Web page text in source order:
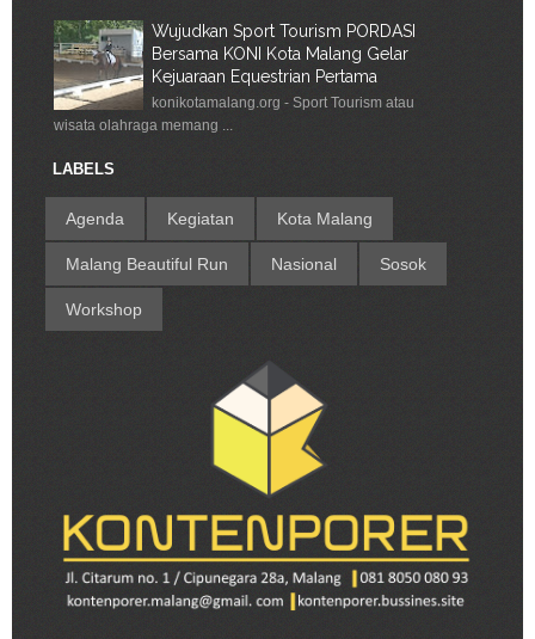
Wujudkan Sport Tourism PORDASI
Bersama KONI Kota Malang Gelar
Kejuaraan Equestrian Pertama
konikotamalang.org - Sport Tourism atau
wisata olahraga memang ...
LABELS
Agenda Kegiatan Kota Malang
Malang Beautiful Run Nasional Sosok
Workshop